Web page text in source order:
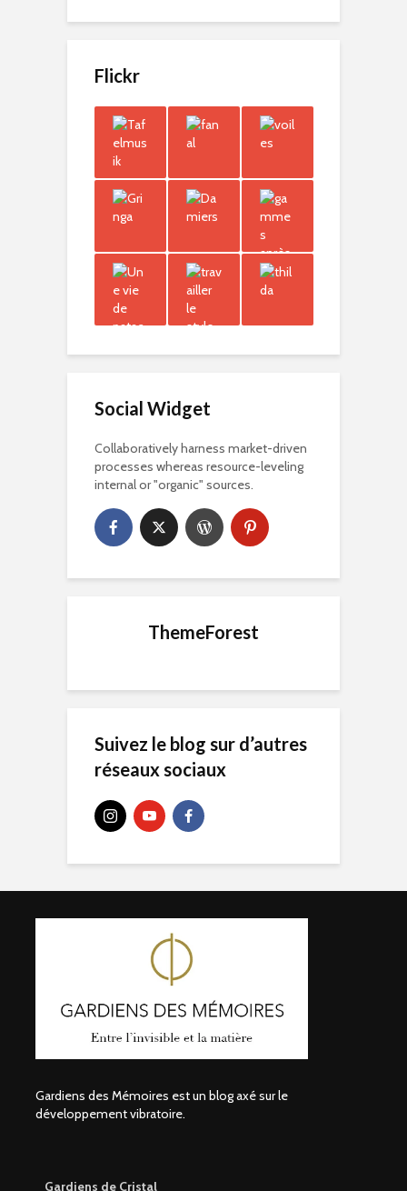
Flickr
Social Widget
Collaboratively harness market-driven
processes whereas resource-leveling
internal or "organic" sources.
ThemeForest
Suivez le blog sur d’autres
réseaux sociaux
Gardiens des Mémoires est un blog axé sur le
développement vibratoire.
Gardiens de Cristal